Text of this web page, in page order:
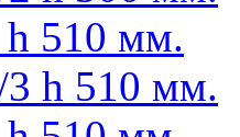
510 мм.
h 510 мм.